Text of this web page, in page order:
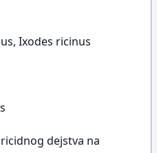
Ixodes ricinus
dejstva na